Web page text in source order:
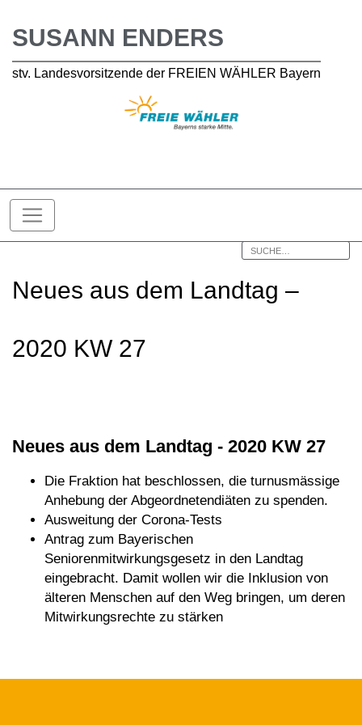
SUSANN ENDERS
stv. Landesvorsitzende der FREIEN WÄHLER Bayern
Neues aus dem Landtag –
2020 KW 27
Neues aus dem Landtag - 2020 KW 27
Die Fraktion hat beschlossen, die turnusmässige
Anhebung der Abgeordnetendiäten zu spenden.
Ausweitung der Corona-Tests
Antrag zum Bayerischen
Seniorenmitwirkungsgesetz in den Landtag
eingebracht. Damit wollen wir die Inklusion von
älteren Menschen auf den Weg bringen, um deren
Mitwirkungsrechte zu stärken